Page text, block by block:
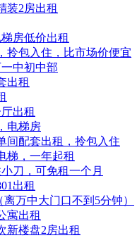
装2房出租
房低价出租
拎包入住，比市场价便宜
中初中部
出租
出租
电梯房
间配套出租，拎包入住
梯，一年起租
刀，可免租一个月
出租
万中大门口不到5分钟）
寓出租
新楼盘2房出租